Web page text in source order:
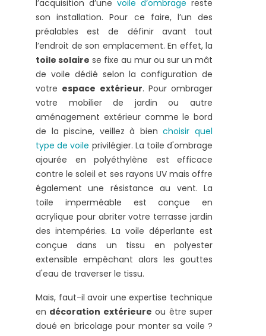
l’acquisition d’une voile d’ombrage reste
son installation. Pour ce faire, l’un des
préalables est de définir avant tout
l’endroit de son emplacement. En effet, la
toile solaire se fixe au mur ou sur un mât
de voile dédié selon la configuration de
votre espace extérieur. Pour ombrager
votre mobilier de jardin ou autre
aménagement extérieur comme le bord
de la piscine, veillez à bienchoisir quel
type de voile privilégier. La toile d'ombrage
ajourée en polyéthylène est efficace
contre le soleil et ses rayons UV mais offre
également une résistance au vent. La
toile imperméable est conçue en
acrylique pour abriter votre terrasse jardin
des intempéries. La voile déperlante est
conçue dans un tissu en polyester
extensible empêchant alors les gouttes
d'eau de traverser le tissu.
Mais, faut-il avoir une expertise technique
en décoration extérieure ou être super
doué en bricolage pour monter sa voile ?